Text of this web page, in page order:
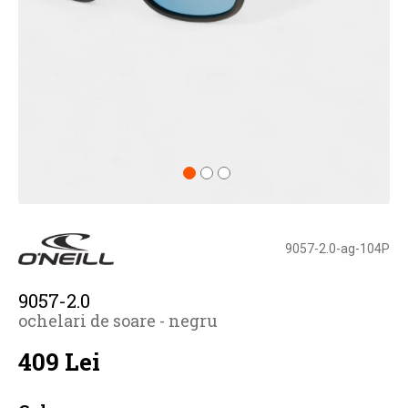
9057-2.0-ag-104P
9057-2.0
ochelari de soare - negru
409 Lei